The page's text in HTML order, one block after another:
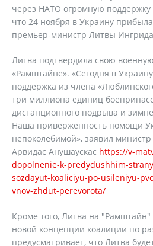
через НАТО огромную поддержку
что 24 ноября в Украину
премьер-министр Литвы
Литва подтвердила свою
«Рамштайне». «Сегодня в
поддержка из члена
три миллиона единиц
дистанционного подрыва и
Наша приверженность помощи
непоколебимой», заявил
Арвидас Анушаускас https://v-
dopolnenie-k-predydushhim-
sozdayut-koaliciyu-po-usileniyu-
vnov-zhdut-perevorota/
Кроме того, Литва на
новой концепции коалиции по
предусматривает, что Литва